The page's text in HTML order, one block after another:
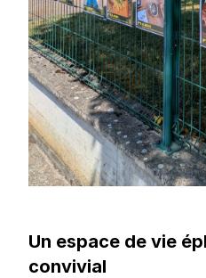
Un espace de vie
convivial